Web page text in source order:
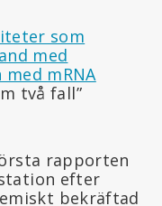
som
med
mRNA
två fall”
rapporten
efter
bekräftad